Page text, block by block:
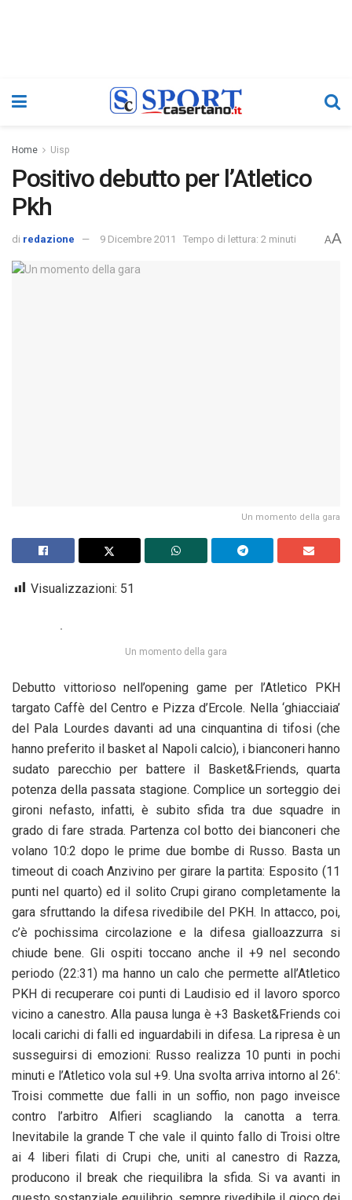
Home Uisp
Positivo debutto per l’Atletico
Pkh
di redazione 9 Dicembre 2011 Tempo di lettura: 2 minuti AA
Un momento della gara
Visualizzazioni: 51
Un momento della gara
Debutto vittorioso nell’opening game per l’Atletico PKH
targato Caffè del Centro e Pizza d’Ercole. Nella ‘ghiacciaia’
del Pala Lourdes davanti ad una cinquantina di tifosi (che
hanno preferito il basket al Napoli calcio), i bianconeri hanno
sudato parecchio per battere il Basket&Friends, quarta
potenza della passata stagione. Complice un sorteggio dei
gironi nefasto, infatti, è subito sfida tra due squadre in
grado di fare strada. Partenza col botto dei bianconeri che
volano 10:2 dopo le prime due bombe di Russo. Basta un
timeout di coach Anzivino per girare la partita: Esposito (11
punti nel quarto) ed il solito Crupi girano completamente la
gara sfruttando la difesa rivedibile del PKH. In attacco, poi,
c’è pochissima circolazione e la difesa gialloazzurra si
chiude bene. Gli ospiti toccano anche il +9 nel secondo
periodo (22:31) ma hanno un calo che permette all’Atletico
PKH di recuperare coi punti di Laudisio ed il lavoro sporco
vicino a canestro. Alla pausa lunga è +3 Basket&Friends coi
locali carichi di falli ed inguardabili in difesa. La ripresa è un
susseguirsi di emozioni: Russo realizza 10 punti in pochi
minuti e l’Atletico vola sul +9. Una svolta arriva intorno al 26′:
Troisi commette due falli in un soffio, non pago inveisce
contro l’arbitro Alfieri scagliando la canotta a terra.
Inevitabile la grande T che vale il quinto fallo di Troisi oltre
ai 4 liberi filati di Crupi che, uniti al canestro di Razza,
producono il break che riequilibra la sfida. Si va avanti in